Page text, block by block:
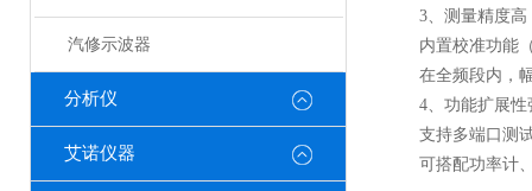
汽修示波器
分析仪
艾诺仪器
3、测量精度高
内置校准功能（
在全频段内，幅
4、功能扩展性
支持多端口测试
可搭配功率计、